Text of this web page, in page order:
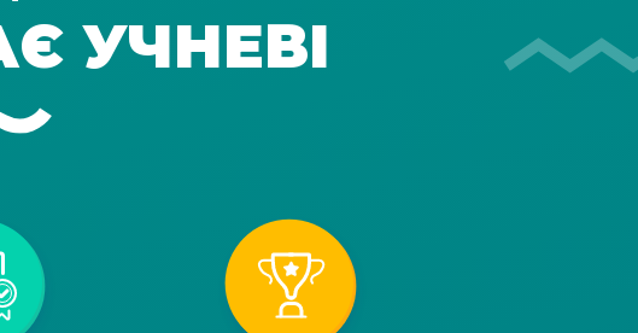
УЧНЕВІ